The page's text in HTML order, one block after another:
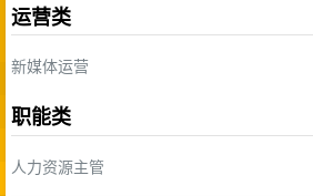
运营类
新媒体运营
职能类
人力资源主管